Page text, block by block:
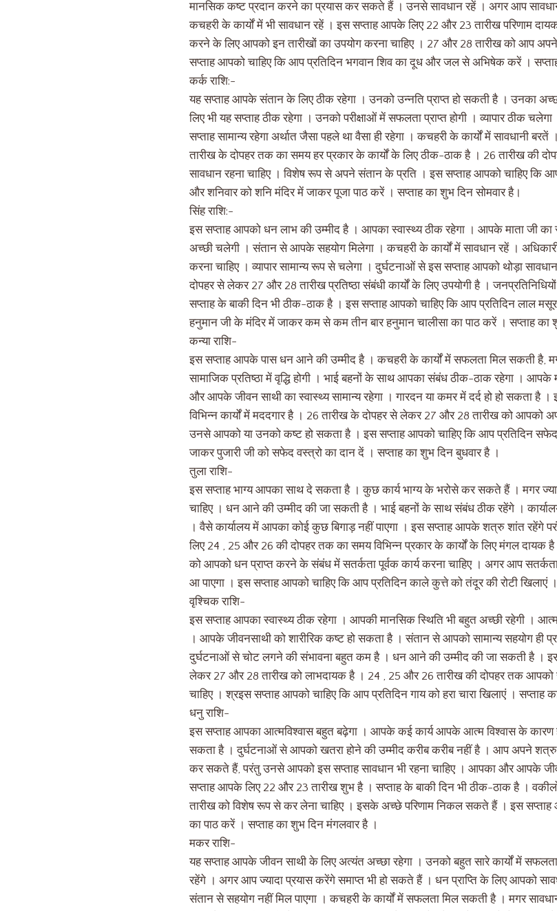
मानसिक कष्ट प्रदान करने का प्रयास कर सकते हैं । उनसे सावधान रहें । अगर आप
कचहरी के कार्यों में भी सावधान रहें । इस सप्ताह आपके लिए 22 और 23 तारीख परिणाम
करने के लिए आपको इन तारीखों का उपयोग करना चाहिए । 27 और 28 तारीख को आप
सप्ताह आपको चाहिए कि आप प्रतिदिन भगवान शिव का दूध और जल से अभिषेक करें ।
कर्क राशि:-
यह सप्ताह आपके संतान के लिए ठीक रहेगा । उनको उन्नति प्राप्त हो सकती है । उनका
लिए भी यह सप्ताह ठीक रहेगा । उनको परीक्षाओं में सफलता प्राप्त होगी । व्यापार ठीक
सप्ताह सामान्य रहेगा अर्थात जैसा पहले था वैसा ही रहेगा । कचहरी के कार्यों में सावधानी
तारीख के दोपहर तक का समय हर प्रकार के कार्यों के लिए ठीक-ठाक है । 26 तारीख की
सावधान रहना चाहिए । विशेष रूप से अपने संतान के प्रति । इस सप्ताह आपको चाहिए कि
और शनिवार को शनि मंदिर में जाकर पूजा पाठ करें । सप्ताह का शुभ दिन सोमवार है।
सिंह राशि:-
इस सप्ताह आपको धन लाभ की उम्मीद है । आपका स्वास्थ्य ठीक रहेगा । आपके माता जी का
अच्छी चलेगी । संतान से आपके सहयोग मिलेगा । कचहरी के कार्यों में सावधान रहें । अधिकारी
करना चाहिए । व्यापार सामान्य रूप से चलेगा । दुर्घटनाओं से इस सप्ताह आपको थोड़ा
दोपहर से लेकर 27 और 28 तारीख प्रतिष्ठा संबंधी कार्यों के लिए उपयोगी है ।
सप्ताह के बाकी दिन भी ठीक-ठाक है । इस सप्ताह आपको चाहिए कि आप प्रतिदिन लाल
हनुमान जी के मंदिर में जाकर कम से कम तीन बार हनुमान चालीसा का पाठ करें । सप्ताह का
कन्या राशि-
इस सप्ताह आपके पास धन आने की उम्मीद है । कचहरी के कार्यों में सफलता मिल सकती है,
सामाजिक प्रतिष्ठा में वृद्धि होगी । भाई बहनों के साथ आपका संबंध ठीक-ठाक रहेगा । आपके
और आपके जीवन साथी का स्वास्थ्य सामान्य रहेगा । गारदन या कमर में दर्द हो हो सकता है
विभिन्न कार्यों में मददगार है । 26 तारीख के दोपहर से लेकर 27 और 28 तारीख को आपको
उनसे आपको या उनको कष्ट हो सकता है । इस सप्ताह आपको चाहिए कि आप प्रतिदिन
जाकर पुजारी जी को सफेद वस्त्रो का दान दें । सप्ताह का शुभ दिन बुधवार है ।
तुला राशि-
इस सप्ताह भाग्य आपका साथ दे सकता है । कुछ कार्य भाग्य के भरोसे कर सकते हैं । मगर
चाहिए । धन आने की उम्मीद की जा सकती है । भाई बहनों के साथ संबंध ठीक रहेंगे ।
। वैसे कार्यालय में आपका कोई कुछ बिगाड़ नहीं पाएगा । इस सप्ताह आपके शत्रु शांत रहेंगे
लिए 24 , 25 और 26 की दोपहर तक का समय विभिन्न प्रकार के कार्यों के लिए मंगल
को आपको धन प्राप्त करने के संबंध में सतर्कता पूर्वक कार्य करना चाहिए । अगर आप
आ पाएगा । इस सप्ताह आपको चाहिए कि आप प्रतिदिन काले कुत्ते को तंदूर की रोटी खिलाएं
वृश्चिक राशि-
इस सप्ताह आपका स्वास्थ्य ठीक रहेगा । आपकी मानसिक स्थिति भी बहुत अच्छी रहेगी ।
। आपके जीवनसाथी को शारीरिक कष्ट हो सकता है । संतान से आपको सामान्य सहयोग ही
दुर्घटनाओं से चोट लगने की संभावना बहुत कम है । धन आने की उम्मीद की जा सकती है ।
लेकर 27 और 28 तारीख को लाभदायक है । 24 , 25 और 26 तारीख की दोपहर तक आपको
चाहिए । श्रइस सप्ताह आपको चाहिए कि आप प्रतिदिन गाय को हरा चारा खिलाएं । सप्ताह
धनु राशि-
इस सप्ताह आपका आत्मविश्वास बहुत बढ़ेगा । आपके कई कार्य आपके आत्म विश्वास के कारण
सकता है । दुर्घटनाओं से आपको खतरा होने की उम्मीद करीब करीब नहीं है । आप अपने
कर सकते हैं, परंतु उनसे आपको इस सप्ताह सावधान भी रहना चाहिए । आपका और आपके
सप्ताह आपके लिए 22 और 23 तारीख शुभ है । सप्ताह के बाकी दिन भी ठीक-ठाक है ।
तारीख को विशेष रूप से कर लेना चाहिए । इसके अच्छे परिणाम निकल सकते हैं । इस सप्ताह
का पाठ करें । सप्ताह का शुभ दिन मंगलवार है ।
मकर राशि-
यह सप्ताह आपके जीवन साथी के लिए अत्यंत अच्छा रहेगा । उनको बहुत सारे कार्यों में
रहेंगे । अगर आप ज्यादा प्रयास करेंगे समाप्त भी हो सकते हैं । धन प्राप्ति के लिए आपको
संतान से सहयोग नहीं मिल पाएगा । कचहरी के कार्यों में सफलता मिल सकती है । मगर